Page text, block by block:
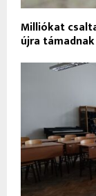
Milliókat
újra